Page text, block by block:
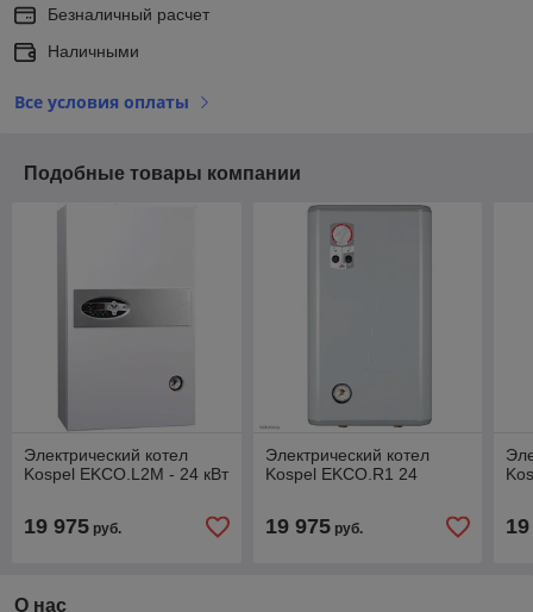
Безналичный расчет
Наличными
Все условия оплаты
Подобные товары компании
Электрический котел
Kospel EKCO.L2M - 24 кВт
19 975 руб.
Электрический котел
Kospel EKCO.R1 24
19 975руб.
О нас